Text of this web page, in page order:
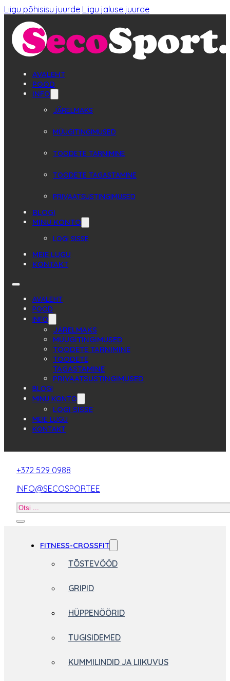
Liigu põhisisu juurde Liigu jaluse juurde
AVALEHT
POOD
INFO
JÄRELMAKS
MÜÜGITINGIMUSED
TOODETE TARNIMINE
TOODETE TAGASTAMINE
PRIVAATSUSTINGIMUSED
BLOGI
MINU KONTO
LOGI SISSE
MEIE LUGU
KONTAKT
AVALEHT
POOD
INFO
JÄRELMAKS
MÜÜGITINGIMUSED
TOODETE TARNIMINE
TOODETE
TAGASTAMINE
PRIVAATSUSTINGIMUSED
BLOGI
MINU KONTO
LOGI SISSE
MEIE LUGU
KONTAKT
+372 529 0988
INFO@SECOSPORT.EE
Otsi
FITNESS-CROSSFIT
TÕSTEVÖÖD
GRIPID
HÜPPENÖÖRID
TUGISIDEMED
KUMMILINDID JA LIIKUVUS